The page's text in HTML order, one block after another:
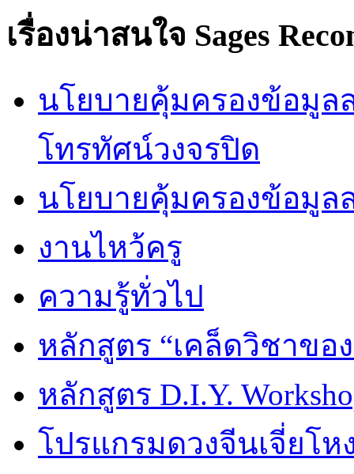
เรื่องน่าสนใจ Sages
นโยบายคุ้มครองข้อมูล
โทรทัศน์วงจรปิด
นโยบายคุ้มครองข้อมูล
งานไหว้ครู
ความรู้ทั่วไป
หลักสูตร “เคล็ดวิชาขอ
หลักสูตร D.I.Y.
โปรแกรมดวงจีนเจี่ยโห